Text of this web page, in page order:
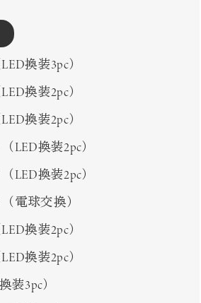
換装3pc）
換装2pc）
換装2pc）
LED換装2pc）
LED換装2pc）
電球交換）
換装2pc）
換装2pc）
装3pc）